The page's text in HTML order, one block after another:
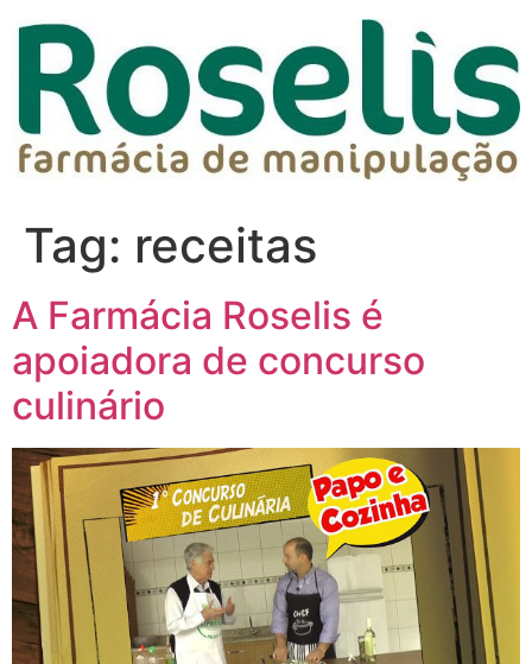
Tag: receitas
A Farmácia Roselis é
apoiadora de concurso
culinário